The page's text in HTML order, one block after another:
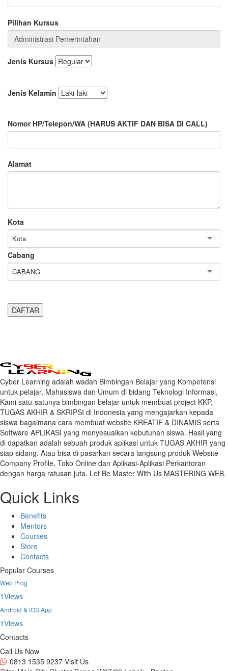
Pilihan Kursus
Jenis Kursus
Jenis Kelamin
Nomor HP/Telepon/WA (HARUS AKTIF DAN BISA DI CALL)
Alamat
Kota
Kota
Cabang
CABANG
Cyber Learning adalah wadah Bimbingan Belajar yang Kompetensi
untuk pelajar, Mahasiswa dan Umum di bidang Teknologi Informasi,
Kami satu-satunya bimbingan belajar untuk membuat project KKP,
TUGAS AKHIR & SKRIPSI di Indonesia yang mengajarkan kepada
siswa bagaimana cara membuat website KREATIF & DINAMIS serta
Software APLIKASI yang menyesuaikan kebutuhan siswa. Hasil yang
di dapatkan adalah sebuah produk aplikasi untuk TUGAS AKHIR yang
siap sidang. Atau bisa di pasarkan secara langsung produk Website
Company Profile, Toko Online dan Aplikasi-Aplikasi Perkantoran
dengan harga ratusan juta. Let Be Master With Us MASTERING WEB.
Quick Links
Benefits
Mentors
Courses
Store
Contacts
Popular Courses
Web Prog
1Views
Android & iOS App
1Views
Contacts
Call Us Now
0813 1535 9237 Visit Us